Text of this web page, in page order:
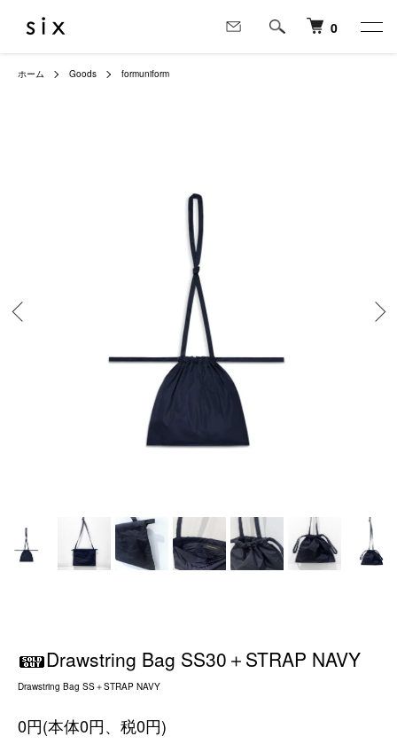
0
ホーム Goods formuniform
Drawstring Bag SS30＋STRAP NAVY
Drawstring Bag SS＋STRAP NAVY
0円(本体0円、税0円)